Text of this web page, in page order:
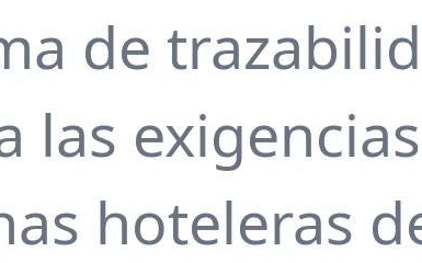
de
las
hoteleras